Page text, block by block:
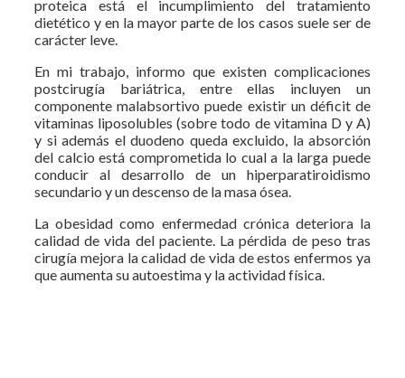
proteica está el incumplimiento del tratamiento
dietético y en la mayor parte de los casos suele ser de
carácter leve.
En mi trabajo, informo que existen complicaciones
postcirugía bariátrica, entre ellas incluyen un
componente malabsortivo puede existir un déficit de
vitaminas liposolubles (sobre todo de vitamina D y A)
y si además el duodeno queda excluido, la absorción
del calcio está comprometida lo cual a la larga puede
conducir al desarrollo de un hiperparatiroidismo
secundario y un descenso de la masa ósea.
La obesidad como enfermedad crónica deteriora la
calidad de vida del paciente. La pérdida de peso tras
cirugía mejora la calidad de vida de estos enfermos ya
que aumenta su autoestima y la actividad física.